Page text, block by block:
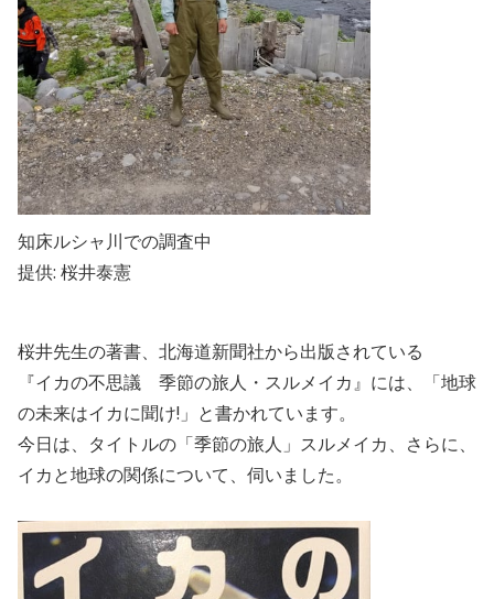
知床ルシャ川での調査中
提供: 桜井泰憲
桜井先生の著書、北海道新聞社から出版されている
『イカの不思議 季節の旅人・スルメイカ』には、「地球
の未来はイカに聞け! 」と書かれています。
今日は、 タイトルの「季節の旅人」スルメイカ、さらに、
イカと地球の関係について、伺いました。